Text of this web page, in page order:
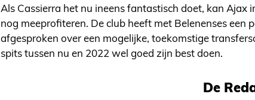
Als Cassierra het nu ineens fantastisch doet, kan Ajax
nog meeprofiteren. De club heeft met Belenenses een
afgesproken over een mogelijke, toekomstige
spits tussen nu en 2022 wel goed zijn best doen.
De